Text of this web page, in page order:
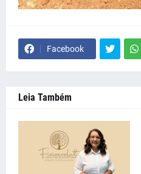
Facebook
Leia Também